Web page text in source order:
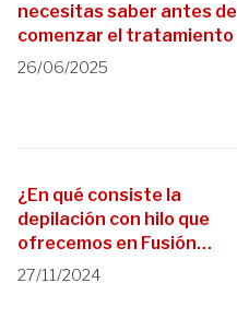
necesitas saber antes de
comenzar el tratamiento
26/06/2025
¿En qué consiste la
depilación con hilo que
ofrecemos en Fusión
Peluqueros?
27/11/2024